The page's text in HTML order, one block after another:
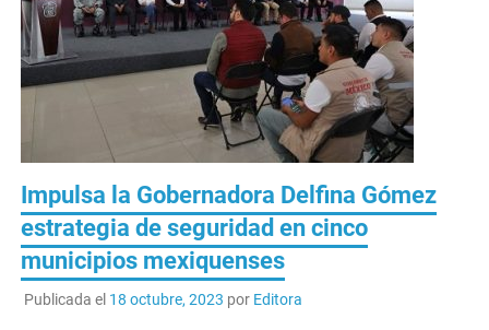
Impulsa la Gobernadora Delfina Gómez
estrategia de seguridad en cinco
municipios mexiquenses
Publicada el 18 octubre, 2023 por Editora